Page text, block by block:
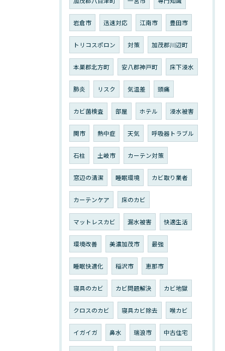
岩倉市 迅速対応 江南市 豊田市
トリコスポロン 対策 加茂郡川辺町
本巣郡北方町 安八郡神戸町 床下浸水
肺炎 リスク 気温差 頭痛
カビ菌検査 部屋 ホテル 浸水被害
関市 熱中症 天気 呼吸器トラブル
石柱 土岐市 カーテン対策
窓辺の清潔 睡眠環境 カビ取り業者
カーテンケア 床のカビ
マットレスカビ 漏水被害 快適生活
環境改善 美濃加茂市 最強
睡眠快適化 稲沢市 恵那市
寝具のカビ カビ問題解決 カビ地獄
クロスのカビ 寝具カビ除去 喉カビ
イガイガ 鼻水 瑞浪市 中古住宅